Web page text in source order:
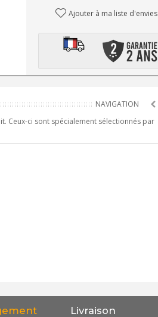
Ajouter à ma liste d'envies
Ceux-ci sont spécialement sélectionnés par
Livraison